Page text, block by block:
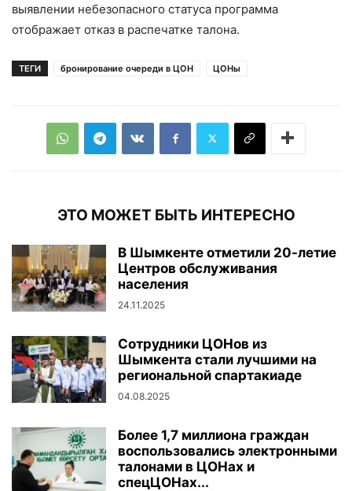
выявлении небезопасного статуса программа
отображает отказ в распечатке талона.
ТЕГИ бронирование очереди в ЦОН ЦОНы
ЭТО МОЖЕТ БЫТЬ ИНТЕРЕСНО
В Шымкенте отметили 20-летие
Центров обслуживания
населения
24.11.2025
Сотрудники ЦОНов из
Шымкента стали лучшими на
региональной спартакиаде
04.08.2025
Более 1,7 миллиона граждан
воспользовались электронными
талонами в ЦОНах и
спецЦОНах...